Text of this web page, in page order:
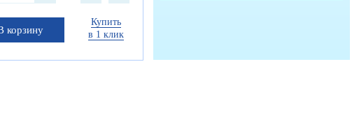
корзину
Купить
в 1 клик